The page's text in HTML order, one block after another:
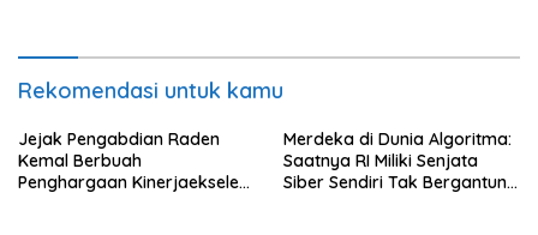
Rekomendasi untuk kamu
Jejak Pengabdian Raden
Kemal Berbuah
Penghargaan Kinerjaekselen
Merdeka di Dunia Algoritma:
Saatnya RI Miliki Senjata
Siber Sendiri Tak Bergantung